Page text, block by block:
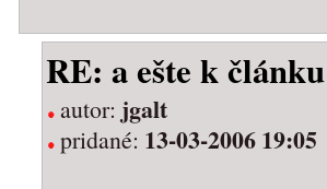
RE: a ešte k článku
autor: jgalt
pridané: 13-03-2006 19:05